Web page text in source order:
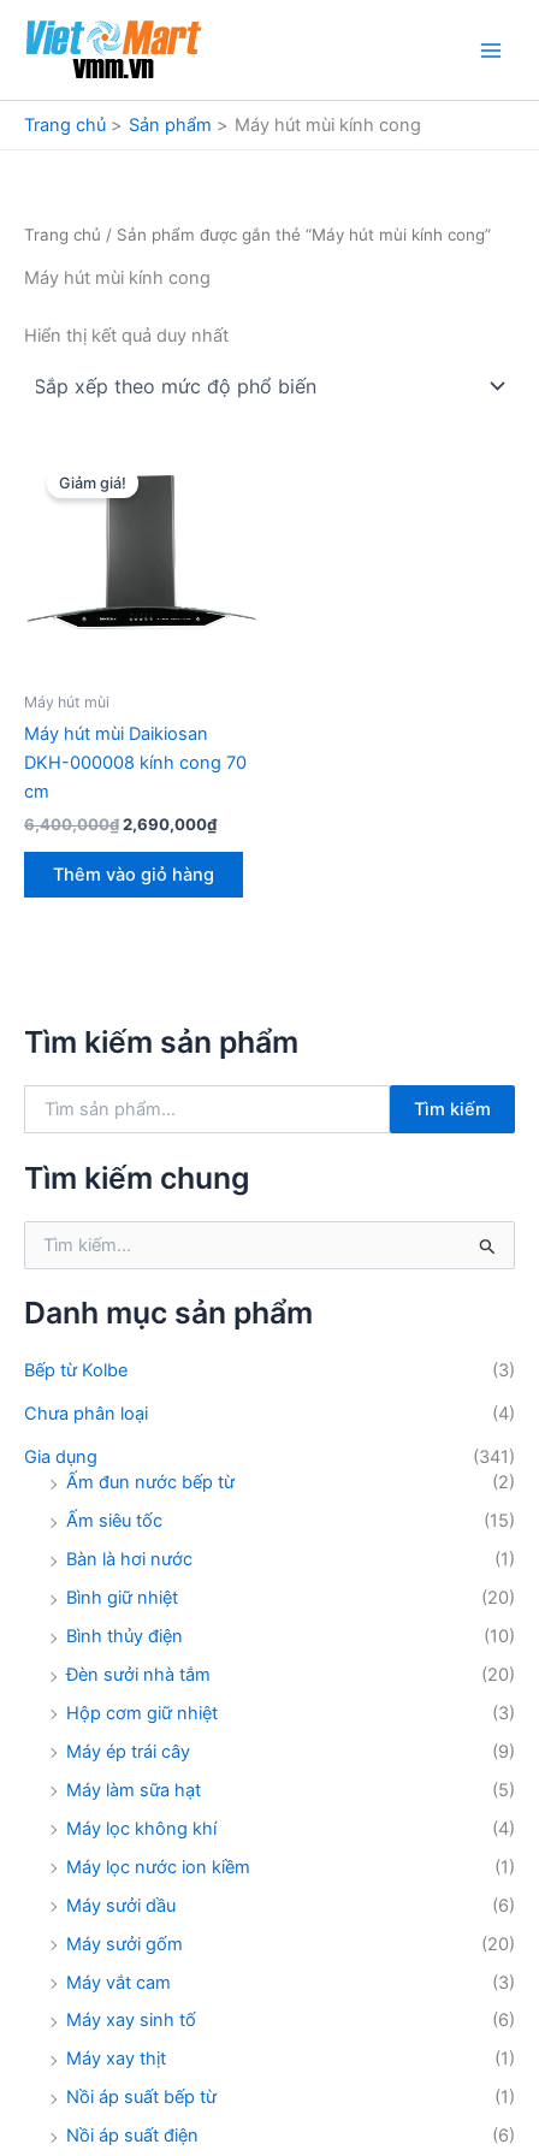
dung
Trang chủ
Sản phẩm Máy hút mùi kính cong
Trang chủ / Sản phẩm được gắn thẻ “Máy hút mùi kính cong”
Máy hút mùi kính cong
Hiển thị kết quả duy nhất
Giảm giá!
Máy hút mùi
Máy hút mùi Daikiosan
DKH-000008 kính cong 70
cm
6,400,000₫Giá
6,400,000₫.
2,690,000₫Giá
Thêm vào giỏ hàng
Tìm kiếm sản phẩm
k
:
Tìm kiếm
Tìm kiếm chung
k
i
m
Danh mục sản phẩm
Bếp từ Kolbe
(3)
Chưa phân loại
(4)
Gia dụng
(341)
Ấm đun nước bếp từ
(2)
Ấm siêu tốc
(15)
Bàn là hơi nước
(1)
Bình giữ nhiệt
(20)
Bình thủy điện
(10)
Đèn sưởi nhà tắm
(20)
Hộp cơm giữ nhiệt
(3)
Máy ép trái cây
(9)
Máy làm sữa hạt
(5)
Máy lọc không khí
(4)
Máy lọc nước ion kiềm
(1)
Máy sưởi dầu
(6)
Máy sưởi gốm
(20)
Máy vắt cam
(3)
Máy xay sinh tố
(6)
Máy xay thịt
(1)
Nồi áp suất bếp từ
(1)
Nồi áp suất điện
(6)